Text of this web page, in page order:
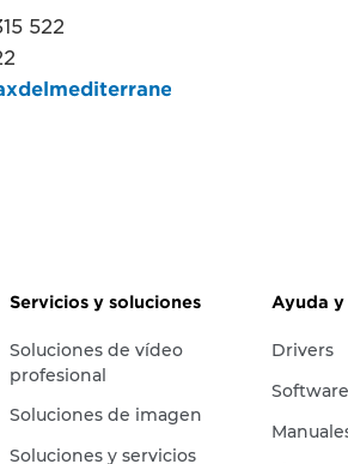
522
Servicios y soluciones
Soluciones de vídeo
profesional
Soluciones de imagen
Soluciones y servicios
Ayuda y
Drivers
Software